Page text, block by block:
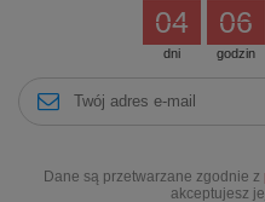
dni
04
godzin
06
Dane są przetwarzane zgodnie z
akceptujesz